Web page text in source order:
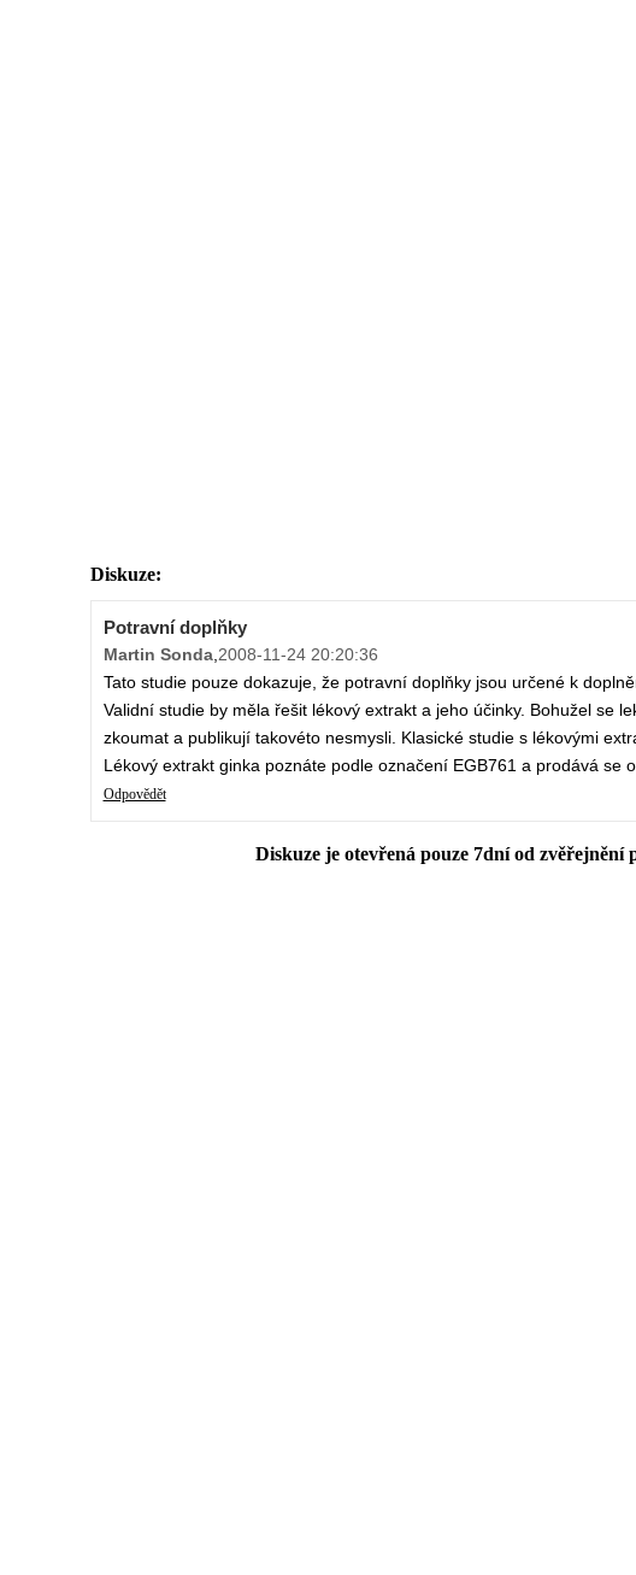
Diskuze:
Potravní doplňky
Martin Sonda,2008-11-24 20:20:36
Tato studie pouze dokazuje, že potravní doplňky jsou určené k
Validní studie by měla řešit lékový extrakt a jeho účinky. Bohužel se
zkoumat a publikují takovéto nesmysli. Klasické studie s lékovými
Lékový extrakt ginka poznáte podle označení EGB761 a prodává se
Odpovědět
Diskuze je otevřená pouze 7dní od zvěřejnění